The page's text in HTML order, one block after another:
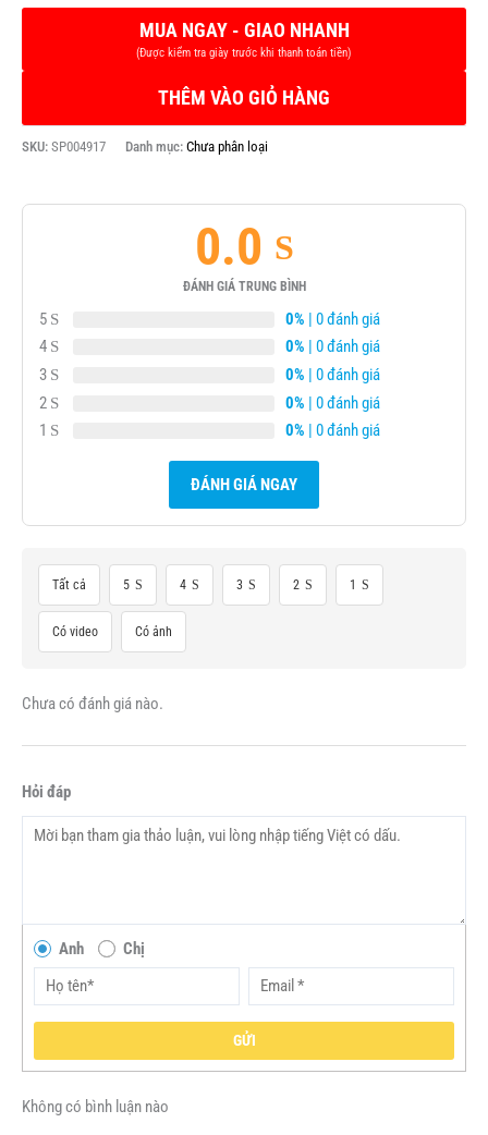
THÊM VÀO GIỎ HÀNG
SKU: SP004917 Danh mục: Chưa phân loại
0.0
ĐÁNH GIÁ TRUNG BÌNH
5 0% | 0 đánh giá
4
0% | 0 đánh giá
3
0% | 0 đánh giá
2
0% | 0 đánh giá
1
0% | 0 đánh giá
ĐÁNH GIÁ NGAY
Tất cả 5 4 3 2 1
Có video Có ảnh
Chưa có đánh giá nào.
Hỏi đáp
Anh Chị
GỬI
Không có bình luận nào